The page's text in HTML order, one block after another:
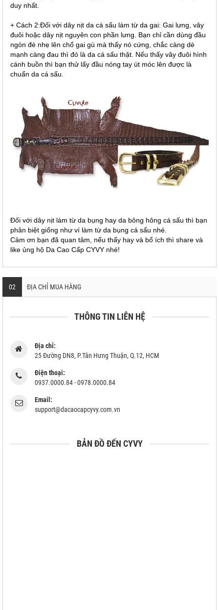
duy nhất.
+ Cách 2:Đối với dây nịt da cá sấu làm từ da gai: Gai lưng, vây
đuôi hoặc dây nịt nguyên con phần lưng. Bạn chỉ cần dùng đầu
ngón đè nhẹ lên chổ gai gù mà thấy nó cứng, chắc càng dè
mạnh càng đau thì đó là da cá sấu thật. Nếu thấy vây đuôi hình
cánh buồn thì bạn thử lấy đầu nóng tay út móc lên được là
chuẩn da cá sấu.
Đối với dây nịt làm từ da bụng hay da bông hông cá sấu thì bạn
phân biệt giống như ví làm từ da bụng cá sấu nhé.
Cảm ơn bạn đã quan tâm, nếu thấy hay và bổ ích thì share và
like ủng hộ Da Cao Cấp CYVY nhé!
02 ĐỊA CHỈ MUA HÀNG
THÔNG TIN LIÊN HỆ
Địa chỉ:
25 Đường DN8, P.Tân Hưng Thuận, Q.12, HCM
Điện thoại:
0937.0000.84 - 0978.0000.84
Email:
support@dacaocapcyvy.com.vn
BẢN ĐỒ ĐẾN CYVY